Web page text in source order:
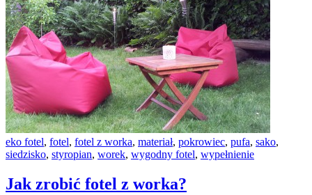
eko fotel, fotel, fotel z worka, materiał, pokrowiec, pufa, sako,
siedzisko, styropian, worek, wygodny fotel, wypełnienie
Jak zrobić fotel z worka?